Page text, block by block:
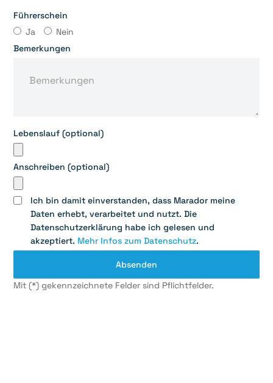
Führerschein
Ja
Nein
Bemerkungen
Lebenslauf (optional)
Anschreiben (optional)
Ich bin damit einverstanden, dass Marador meine
Daten erhebt, verarbeitet und nutzt. Die
Datenschutzerklärung habe ich gelesen und
akzeptiert. Mehr Infos zum Datenschutz.
Mit (*) gekennzeichnete Felder sind Pflichtfelder.